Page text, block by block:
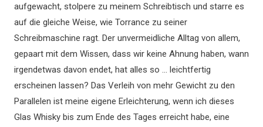
aufgewacht, stolpere zu meinem Schreibtisch und starre es
auf die gleiche Weise, wie Torrance zu seiner
Schreibmaschine ragt. Der unvermeidliche Alltag von allem,
gepaart mit dem Wissen, dass wir keine Ahnung haben, wann
irgendetwas davon endet, hat alles so … leichtfertig
erscheinen lassen? Das Verleih von mehr Gewicht zu den
Parallelen ist meine eigene Erleichterung, wenn ich dieses
Glas Whisky bis zum Ende des Tages erreicht habe, eine